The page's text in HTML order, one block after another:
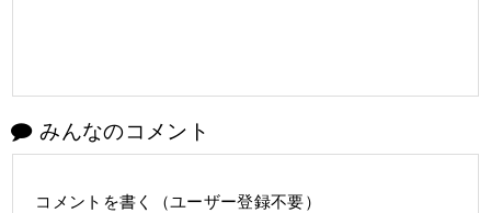
みんなのコメント
コメントを書く（ユーザー登録不要）